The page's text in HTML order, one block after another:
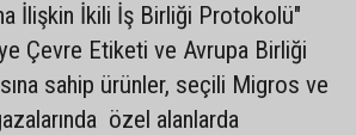
İlişkin İkili İş Birliği Protokolü"
Çevre Etiketi ve Avrupa Birliği
sahip ürünler, seçili Migros ve
özel alanlarda